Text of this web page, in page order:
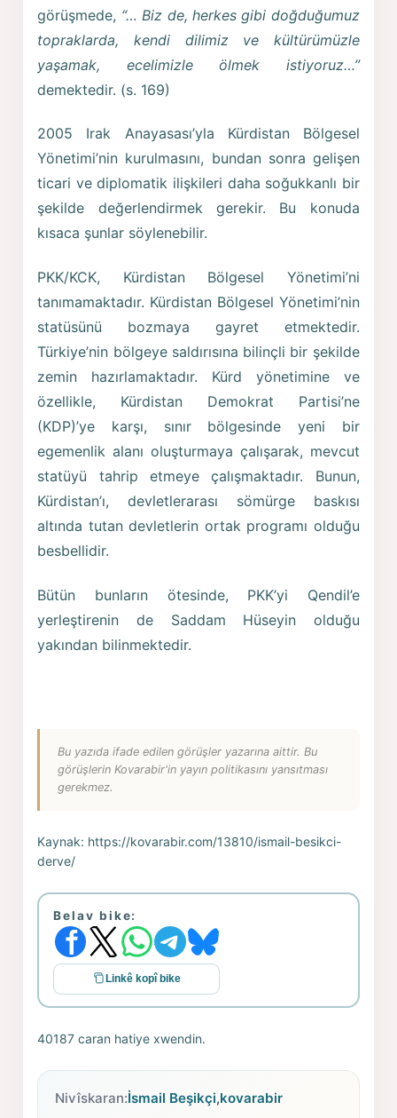
görüşmede, “… Biz de, herkes gibi doğduğumuz
topraklarda, kendi dilimiz ve kültürümüzle
yaşamak, ecelimizle ölmek istiyoruz…”
demektedir. (s. 169)
2005 Irak Anayasası’yla Kürdistan Bölgesel
Yönetimi’nin kurulmasını, bundan sonra gelişen
ticari ve diplomatik ilişkileri daha soğukkanlı bir
şekilde değerlendirmek gerekir. Bu konuda
kısaca şunlar söylenebilir.
PKK/KCK, Kürdistan Bölgesel Yönetimi’ni
tanımamaktadır. Kürdistan Bölgesel Yönetimi’nin
statüsünü bozmaya gayret etmektedir.
Türkiye’nin bölgeye saldırısına bilinçli bir şekilde
zemin hazırlamaktadır. Kürd yönetimine ve
özellikle, Kürdistan Demokrat Partisi’ne
(KDP)’ye karşı, sınır bölgesinde yeni bir
egemenlik alanı oluşturmaya çalışarak, mevcut
statüyü tahrip etmeye çalışmaktadır. Bunun,
Kürdistan’ı, devletlerarası sömürge baskısı
altında tutan devletlerin ortak programı olduğu
besbellidir.
Bütün bunların ötesinde, PKK’yi Qendil’e
yerleştirenin de Saddam Hüseyin olduğu
yakından bilinmektedir.
Bu yazıda ifade edilen görüşler yazarına aittir. Bu
görüşlerin Kovarabir'in yayın politikasını yansıtması
gerekmez.
Kaynak: https://kovarabir.com/13810/ismail-besikci-
derve/
Belav bike:
Linkê kopî bike
40187 caran hatiye xwendin.
Nivîskaran:İsmail Beşikçi,kovarabir